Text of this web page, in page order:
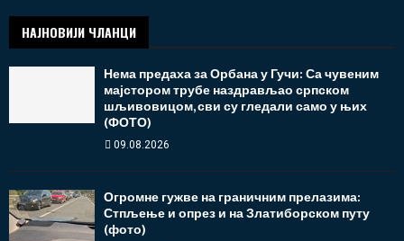
НАЈНОВИЈИ ЧЛАНЦИ
Нема предаха за Орбана у Гучи: Са чувеним
мајстором трубе наздрављао српском
шљивовицом, сви су гледали само у њих
(ФОТО)
09.08.2026
Огромне гужве на граничним прелазима:
Стпљење и опрез и на Златиборском путу
(фото)